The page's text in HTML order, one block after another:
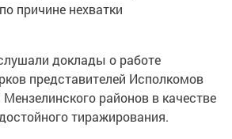
причине нехватки
доклады о работе
представителей Исполкомов
районов в качестве
тиражирования.